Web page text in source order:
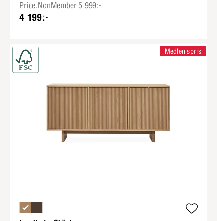
Price.NonMember 5 999:-
4 199:-
Medlemspris